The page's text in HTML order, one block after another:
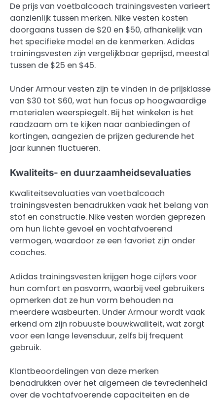
De prijs van voetbalcoach trainingsvesten varieert
aanzienlijk tussen merken. Nike vesten kosten
doorgaans tussen de $20 en $50, afhankelijk van
het specifieke model en de kenmerken. Adidas
trainingsvesten zijn vergelijkbaar geprijsd, meestal
tussen de $25 en $45.
Under Armour vesten zijn te vinden in de prijsklasse
van $30 tot $60, wat hun focus op hoogwaardige
materialen weerspiegelt. Bij het winkelen is het
raadzaam om te kijken naar aanbiedingen of
kortingen, aangezien de prijzen gedurende het
jaar kunnen fluctueren.
Kwaliteits- en duurzaamheidsevaluaties
Kwaliteitsevaluaties van voetbalcoach
trainingsvesten benadrukken vaak het belang van
stof en constructie. Nike vesten worden geprezen
om hun lichte gevoel en vochtafvoerend
vermogen, waardoor ze een favoriet zijn onder
coaches.
Adidas trainingsvesten krijgen hoge cijfers voor
hun comfort en pasvorm, waarbij veel gebruikers
opmerken dat ze hun vorm behouden na
meerdere wasbeurten. Under Armour wordt vaak
erkend om zijn robuuste bouwkwaliteit, wat zorgt
voor een lange levensduur, zelfs bij frequent
gebruik.
Klantbeoordelingen van deze merken
benadrukken over het algemeen de tevredenheid
over de vochtafvoerende capaciteiten en de